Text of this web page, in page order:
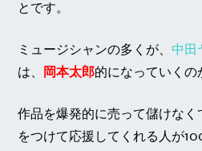
とです。
ミュージシャンの多くが、 中田
は、
岡本太郎的になっていくの
作品を爆発的に売って儲けなく
をつけて応援してくれる人が